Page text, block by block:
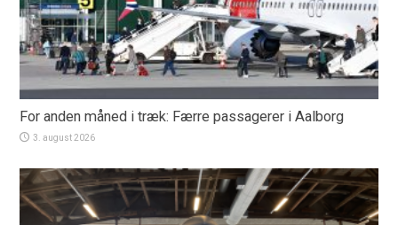
For anden måned i træk: Færre passagerer i Aalborg
3. august 2026